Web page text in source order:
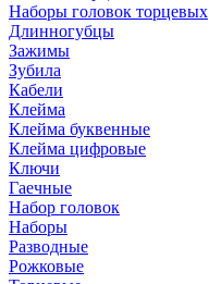
Наборы головок торцевых
Длинногубцы
Зажимы
Зубила
Кабели
Клейма
Клейма буквенные
Клейма цифровые
Ключи
Гаечные
Набор головок
Наборы
Разводные
Рожковые